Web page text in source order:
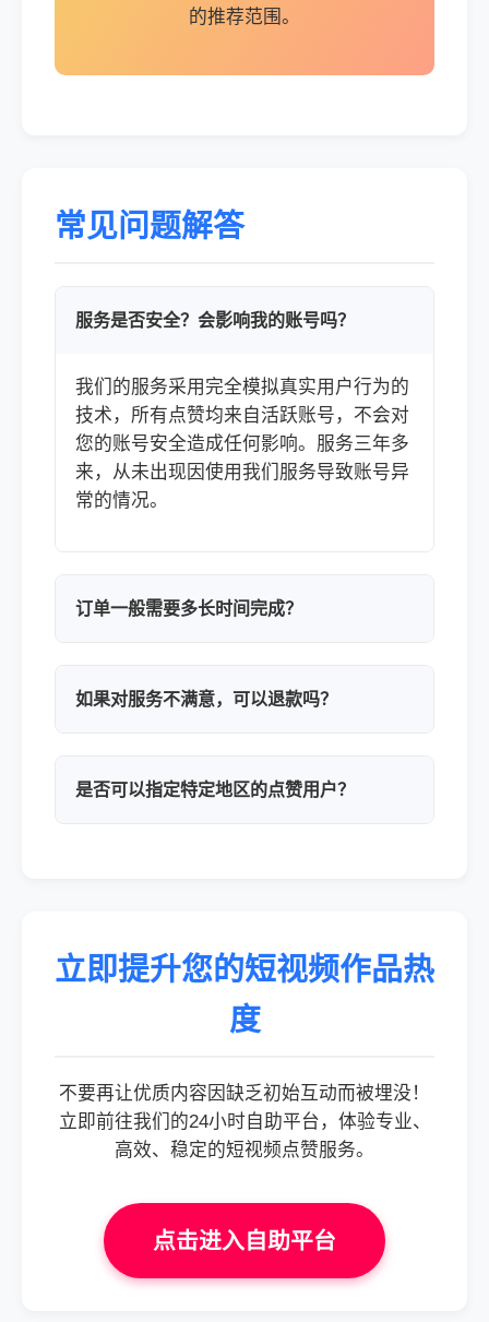
的推荐范围。
常见问题解答
服务是否安全？会影响我的账号吗？
我们的服务采用完全模拟真实用户行为的
技术，所有点赞均来自活跃账号，不会对
您的账号安全造成任何影响。服务三年多
来，从未出现因使用我们服务导致账号异
常的情况。
订单一般需要多长时间完成？
如果对服务不满意，可以退款吗？
是否可以指定特定地区的点赞用户？
立即提升您的短视频作品热
度
不要再让优质内容因缺乏初始互动而被埋没！
立即前往我们的24小时自助平台，体验专业、
高效、稳定的短视频点赞服务。
点击进入自助平台